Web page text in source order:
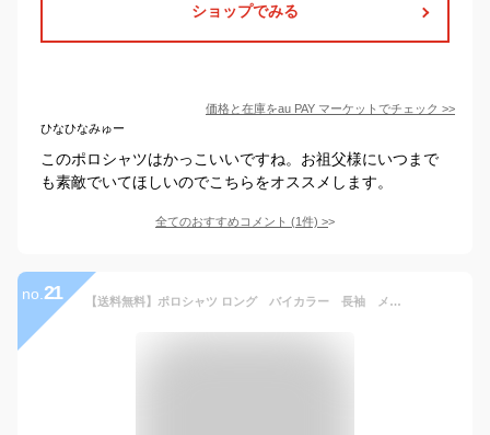
ショップでみる
価格と在庫をau PAY マーケット でチェック >>
ひなひなみゅー
このポロシャツはかっこいいですね。お祖父様にいつまで
も素敵でいてほしいのでこちらをオススメします。
全てのおすすめコメント (1件) >
no. 21 【送料無料】ポロシャツ ロング バイカラー 長袖 メンズ ポロシャツ ゴルフウェア ダックブルー ギフト ビジネス 男性 大人 ボタンダウン コットン 吸汗 速乾 消臭 紳士 格好いい 父の日